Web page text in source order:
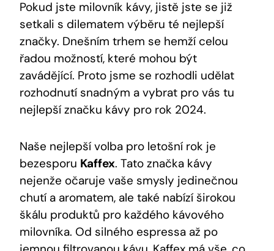
Pokud jste milovník kávy, jistě jste se již
setkali s dilematem výběru té nejlepší
značky. Dnešním trhem ​se hemží ​celou
řadou možností, které ‍mohou být‍
zavádějící. Proto jsme se rozhodli udělat
rozhodnutí ⁣snadným a vybrat pro ​vás ​tu
nejlepší značku kávy pro rok 2024.
Naše nejlepší volba pro letošní ‍rok je
bezesporu​ Kaffex. Tato značka kávy
nejenže ⁢očaruje vaše⁢ smysly jedinečnou
chutí a aromatem, ale také nabízí širokou
škálu​ produktů pro každého kávového
milovníka. Od silného espressa ⁣až po